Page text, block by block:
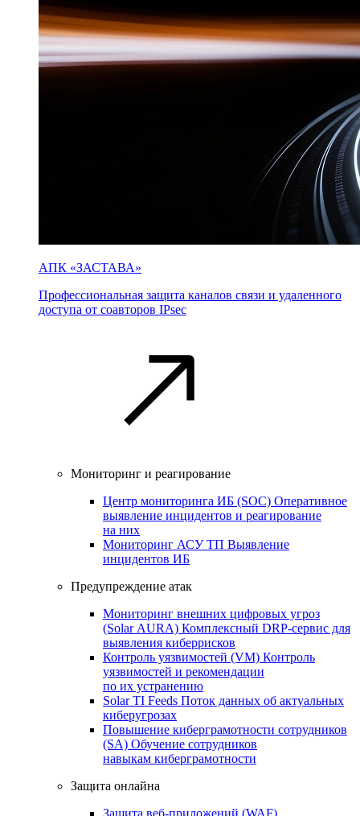
АПК «ЗАСТАВА»
Профессиональная защита каналов связи и удаленного
доступа от соавторов IPsec
Мониторинг и реагирование
Центр мониторинга ИБ (SOC) Оперативное
выявление инцидентов и реагирование
на них
Мониторинг АСУ ТП Выявление
инцидентов ИБ
Предупреждение атак
Мониторинг внешних цифровых угроз
(Solar AURA) Комплексный DRP-сервис для
выявления киберрисков
Контроль уязвимостей (VM) Контроль
уязвимостей и рекомендации
по их устранению
Solar TI Feeds Поток данных об актуальных
киберугрозах
Повышение киберграмотности сотрудников
(SA) Обучение сотрудников
навыкам киберграмотности
Защита онлайна
Защита веб-приложений (WAF)